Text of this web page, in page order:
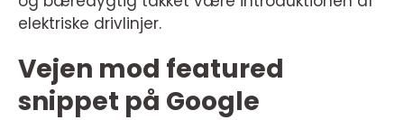
elektriske drivlinjer.
Vejen mod featured
snippet på Google